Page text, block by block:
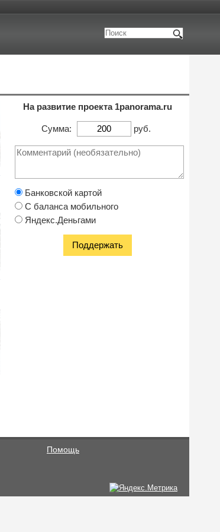
На развитие проекта 1panorama.ru
Сумма: руб.
Банковской картой
С баланса мобильного
Яндекс.Деньгами
Помощь